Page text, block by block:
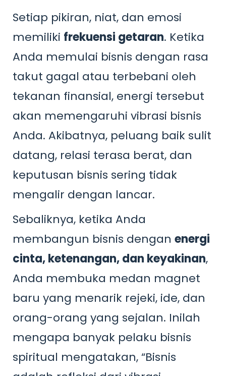
Setiap pikiran, niat, dan emosi
memiliki frekuensi getaran. Ketika
Anda memulai bisnis dengan rasa
takut gagal atau terbebani oleh
tekanan finansial, energi tersebut
akan memengaruhi vibrasi bisnis
Anda. Akibatnya, peluang baik sulit
datang, relasi terasa berat, dan
keputusan bisnis sering tidak
mengalir dengan lancar.
Sebaliknya, ketika Anda
membangun bisnis dengan energi
cinta, ketenangan, dan keyakinan,
Anda membuka medan magnet
baru yang menarik rejeki, ide, dan
orang-orang yang sejalan. Inilah
mengapa banyak pelaku bisnis
spiritual mengatakan, “Bisnis